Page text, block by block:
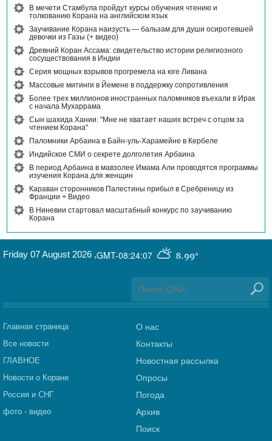
В мечети Стамбула пройдут курсы обучения чтению и
толкованию Корана на английском язык
Заучивание Корана наизусть — бальзам для души осиротевшей
девочки из Газы (+ видео)
Древний Коран Ассама: свидетельство истории религиозного
сосуществования в Индии
Серия мощных взрывов прогремела на юге Ливана
Массовые митинги в Йемене в поддержку сопротивления
Более трех миллионов иностранных паломников въехали в Ирак
с начала Мухаррама
Сын шахида Хании: "Мне не хватает наших встреч с отцом за
чтением Корана"
Паломники Арбаина в Байн-уль-Харамейне в Кербеле
Индийское СМИ о секрете долголетия Арбаина
В период Арбаина в мавзолее Имама Али проводятся программы
изучения Корана для женщин
Караван сторонников Палестины прибыл в Сребреницу из
Франции + Видео
В Ниневии стартовал масштабный конкурс по заучиванию
Корана
GMT-08:24:07 8.99°
Friday 07 August 2026 ,
Главная страница
Все новости
ГЛАВНОЕ
Новости о Коране
Россия и СНГ
фото - видео
О нас
Контакты
Новостная рассылка
Опросы
Погода
Архив
Поиск